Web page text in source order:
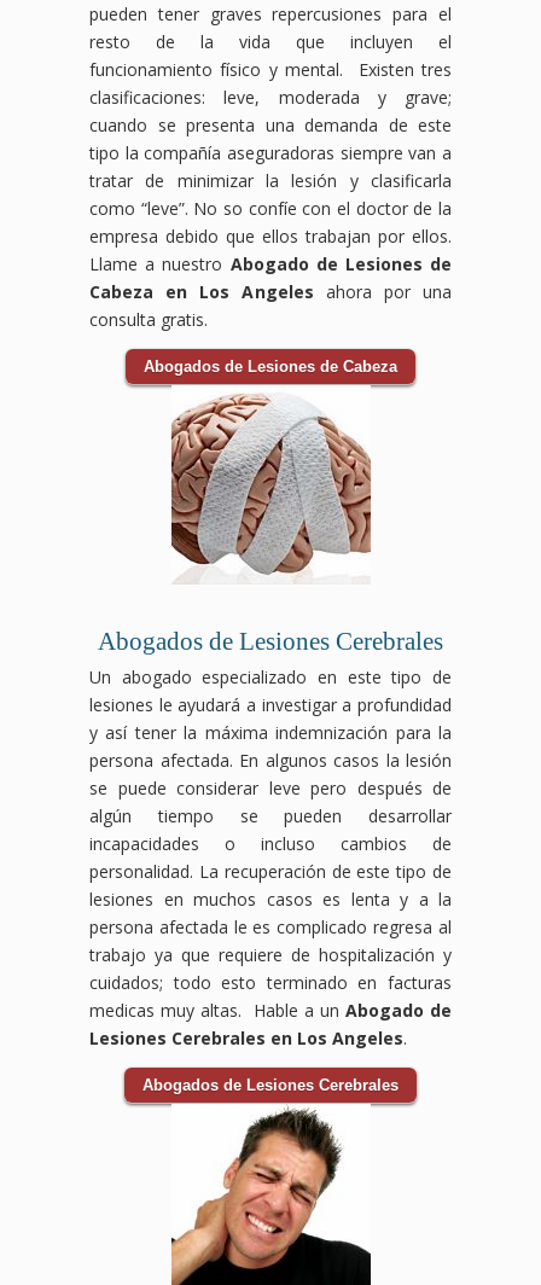
pueden tener graves repercusiones para el
resto de la vida que incluyen el
funcionamiento físico y mental. Existen tres
clasificaciones: leve, moderada y grave;
cuando se presenta una demanda de este
tipo la compañía aseguradoras siempre van a
tratar de minimizar la lesión y clasificarla
como “leve”. No so confíe con el doctor de la
empresa debido que ellos trabajan por ellos.
Llame a nuestro Abogado de Lesiones de
Cabeza en Los Angeles ahora por una
consulta gratis.
Abogados de Lesiones de Cabeza
Abogados de Lesiones Cerebrales
Un abogado especializado en este tipo de
lesiones le ayudará a investigar a profundidad
y así tener la máxima indemnización para la
persona afectada. En algunos casos la lesión
se puede considerar leve pero después de
algún tiempo se pueden desarrollar
incapacidades o incluso cambios de
personalidad. La recuperación de este tipo de
lesiones en muchos casos es lenta y a la
persona afectada le es complicado regresa al
trabajo ya que requiere de hospitalización y
cuidados; todo esto terminado en facturas
medicas muy altas. Hable a un Abogado de
Lesiones Cerebrales en Los Angeles.
Abogados de Lesiones Cerebrales